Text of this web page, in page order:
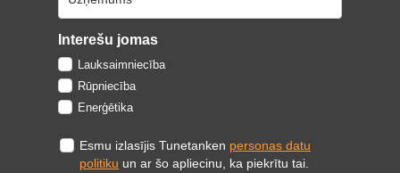
Interešu jomas
Lauksaimniecība
Rūpniecība
Enerģētika
Esmu izlasījis Tunetanken personas datu
politiku un ar šo apliecinu, ka piekrītu tai.